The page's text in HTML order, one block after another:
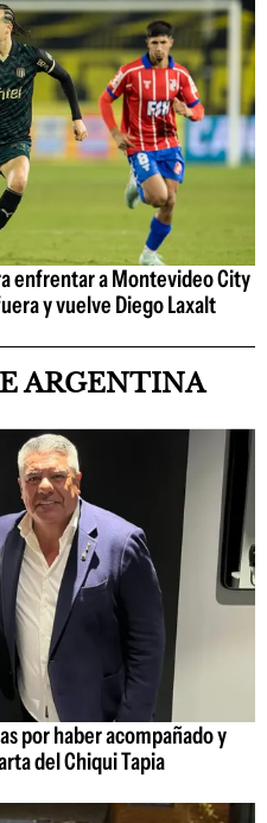
enfrentar a Montevideo City
y vuelve Diego Laxalt
ARGENTINA
por haber acompañado y
del Chiqui Tapia